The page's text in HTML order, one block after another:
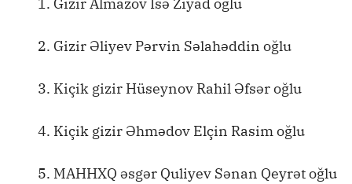
1. Gizir Almazov İsə Ziyad oğlu
2. Gizir Əliyev Pərvin Səlahəddin oğlu
3. Kiçik gizir Hüseynov Rahil Əfsər oğlu
4. Kiçik gizir Əhmədov Elçin Rasim oğlu
5. MAHHXQ əsgər Quliyev Sənan Qeyrət oğlu